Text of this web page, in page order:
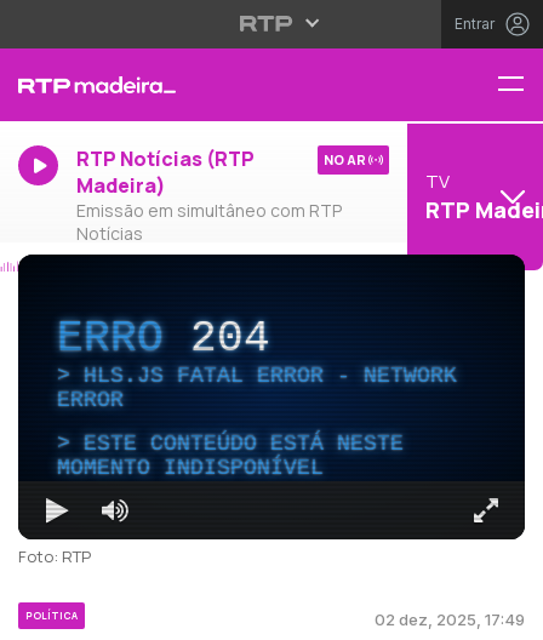
Entrar
RTP Notícias (RTP
Madeira)
Emissão em simultâneo com RTP
Notícias
NO AR
TV
RTP
ERRO204
HLS.JS FATAL ERROR - NETWORK
ERROR
ESTE CONTEÚDO ESTÁ NESTE
MOMENTO INDISPONÍVEL
Foto: RTP
POLÍTICA 02 dez, 2025, 17:49